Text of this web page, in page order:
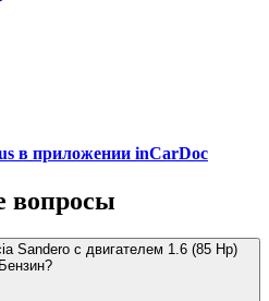
в приложении inCarDoc
вопросы
Sandero с двигателем 1.6 (85 Hp)
Бензин?